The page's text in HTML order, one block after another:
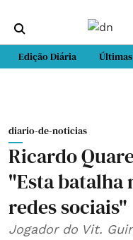
Edição Diária Últimas
diario-de-noticias
Ricardo
"Esta batalha
redes sociais"
Jogador do Vit.